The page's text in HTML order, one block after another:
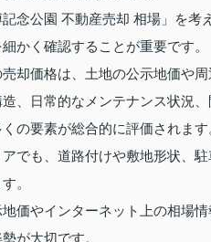
念公園 不動産売却 相場」を
かく確認することが重要です。
却価格は、土地の公示地価や
、日常的なメンテナンス状況
の要素が総合的に評価されます
でも、道路付けや敷地形状、
。
地価やインターネット上の相場
が大切です。